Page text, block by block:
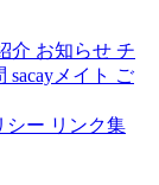
介 お知らせ チ
sacayメイト ご
シー リンク集